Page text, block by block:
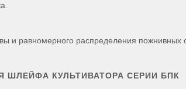
и равномерного распределения пожнивных
ШЛЕЙФА КУЛЬТИВАТОРА СЕРИИ БПК